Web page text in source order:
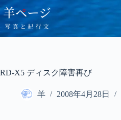
コ
ン
テ
ン
ス
RD-X5 ディスク障害再び
羊 2008年4月28日